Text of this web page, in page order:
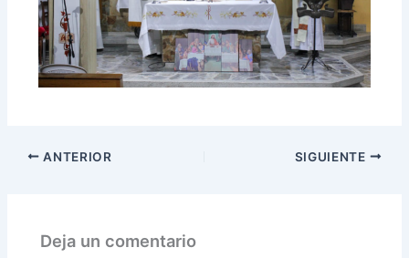
ANTERIOR SIGUIENTE
Deja un comentario